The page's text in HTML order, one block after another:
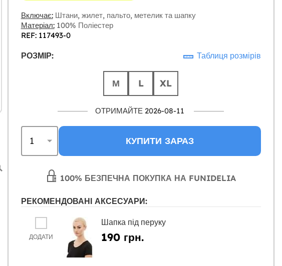
Включає:Штани, жилет, пальто, метелик та шапку
Матеріал:100% Поліестер
REF: 117493-0
РОЗМІР: Таблиця розмірів
М L XL
ОТРИМАЙТЕ 2026-08-11
КУПИТИ ЗАРАЗ
100% БЕЗПЕЧНА ПОКУПКА НА FUNIDELIA
РЕКОМЕНДОВАНІ АКСЕСУАРИ:
ДОДАТИ
Шапка під перуку
190 грн.